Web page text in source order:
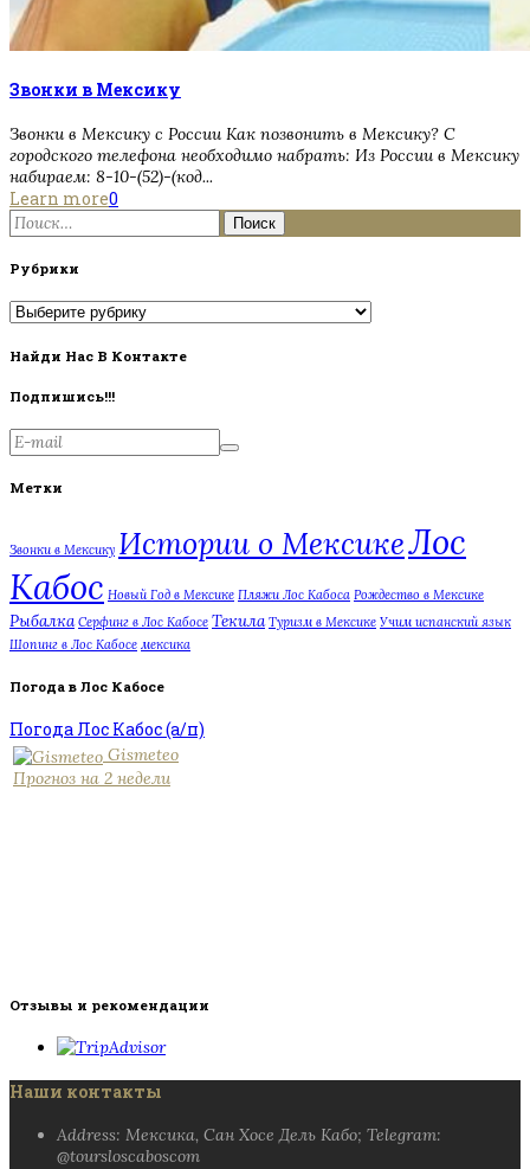
Звонки в Мексику
Звонки в Мексику с России Как позвонить в Мексику? С
городского телефона необходимо набрать: Из России в Мексику
набираем: 8-10-(52)-(код...
Learn more0
Найти:
Рубрики
Рубрики
Найди Нас В Контакте
Подпишись!!!
Метки
Звонки в Мексику Истории о МексикеЛос
Кабос Новый Год в Мексике Пляжи Лос Кабоса Рождество в Мексике
Рыбалка Серфинг в Лос Кабосе Текила Туризм в Мексике Учим испанский язык
Шопинг в Лос Кабосе мексика
Погода в Лос Кабосе
Погода Лос Кабос (а/п)
Gismeteo
Прогноз на 2 недели
Отзывы и рекомендации
Наши контакты
Address: Мексика, Сан Хосе Дель Кабо; Telegram:
@toursloscaboscom